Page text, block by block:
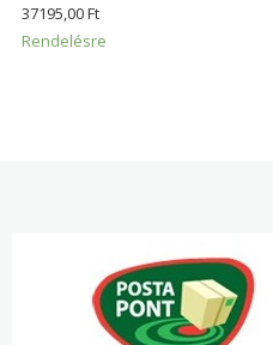
37195,00Ft
Rendelésre